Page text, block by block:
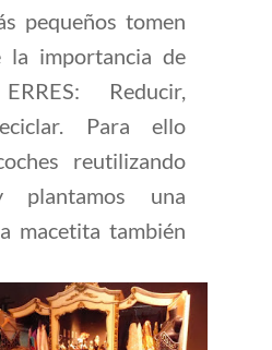
pequeños tomen
la importancia de
Reducir,
Para ello
reutilizando
plantamos una
macetita también